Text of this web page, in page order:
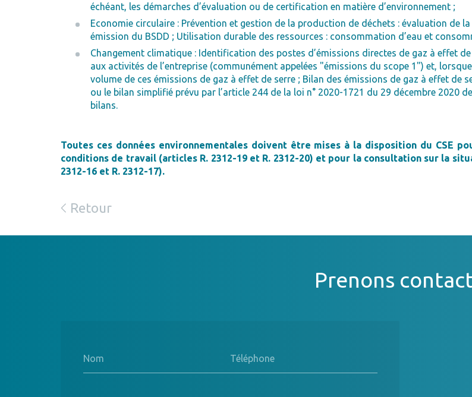
échéant, les démarches d’évaluation ou de certification en matière d’environnement ;
Economie circulaire : Prévention et gestion de la production de déchets : évaluation de
émission du BSDD ; Utilisation durable des ressources : consommation d’eau et
Changement climatique : Identification des postes d’émissions directes de gaz à effet
aux activités de l’entreprise (communément appelées "émissions du scope 1") et,
volume de ces émissions de gaz à effet de serre ; Bilan des émissions de gaz à effet de
ou le bilan simplifié prévu par l’article 244 de la loi n° 2020-1721 du 29 décembre 2020
bilans.
Toutes ces données environnementales doivent être mises à la disposition du CSE
conditions de travail (articles R. 2312-19 et R. 2312-20) et pour la consultation sur la
2312-16 et R. 2312-17).
Retour
Prenons
Nom Téléphone